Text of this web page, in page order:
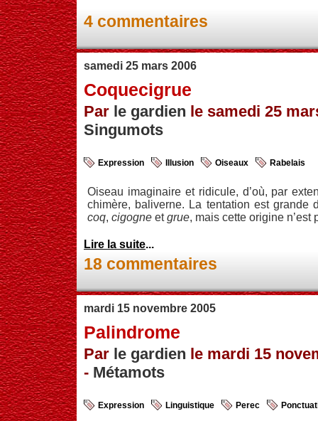
4 commentaires
samedi 25 mars 2006
Coquecigrue
Par le gardien le samedi 25
Singumots
Expression Illusion Oiseaux Rabelais
Oiseau imaginaire et ridicule, d’où, par
chimère, baliverne. La tentation est grande
coq, cigogne etgrue, mais cette origine n’est
Lire la suite...
18 commentaires
mardi 15 novembre 2005
Palindrome
Par le gardien le mardi 15
- Métamots
Expression Linguistique Perec